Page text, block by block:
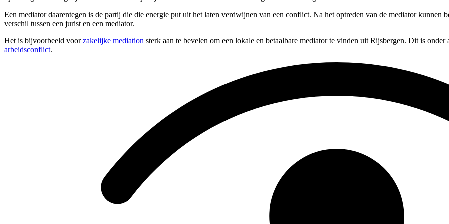
Een mediator daarentegen is de partij die die energie put uit het laten verdwijnen van een conflict. Na het optreden van de mediator kunnen
verschil tussen een jurist en een mediator.
Het is bijvoorbeeld voorzakelijke mediation sterk aan te bevelen om een lokale en betaalbare mediator te vinden uit Rijsbergen. Dit is
arbeidsconflict.